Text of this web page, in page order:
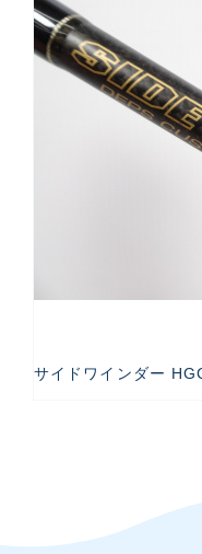
サイドワインダー